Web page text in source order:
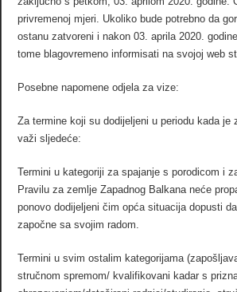
privremenoj mjeri. Ukoliko bude potrebno da
ostanu zatvoreni i nakon 03. aprila 2020.
tome blagovremeno informisati na svojoj web
Posebne napomene odjela za vize:
Za termine koji su dodijeljeni u periodu kada je
važi sljedeće:
Termini u kategoriji za spajanje s porodicom i
Pravilu za zemlje Zapadnog Balkana neće
ponovo dodijeljeni čim opća situacija dopusti
započne sa svojim radom.
Termini u svim ostalim kategorijama
stručnom spremom/ kvalifikovani kadar s